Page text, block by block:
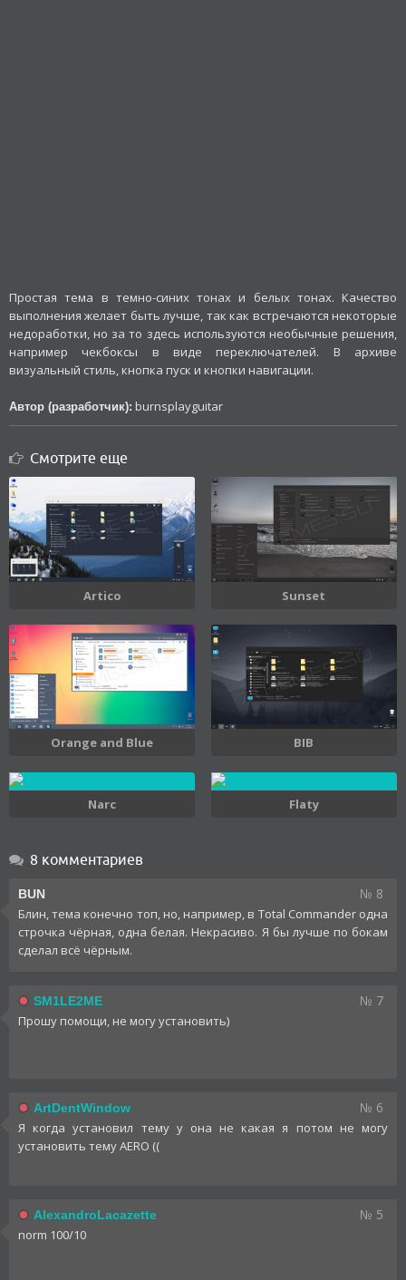
Простая тема в темно-синих тонах и белых тонах. Качество
выполнения желает быть лучше, так как встречаются некоторые
недоработки, но за то здесь используются необычные решения,
например чекбоксы в виде переключателей. В архиве
визуальный стиль, кнопка пуск и кнопки навигации.
Автор (разработчик): burnsplayguitar
Смотрите еще
Artico Sunset
Orange and Blue BIB
Narc Flaty
8 комментариев
BUN № 8
Блин, тема конечно топ, но, например, в Total Commander одна
строчка чёрная, одна белая. Некрасиво. Я бы лучше по бокам
сделал всё чёрным.
SM1LE2ME № 7
Прошу помощи, не могу установить)
ArtDentWindow № 6
Я когда установил тему у она не какая я потом не могу
установить тему AERO ((
AlexandroLacazette № 5
norm 100/10